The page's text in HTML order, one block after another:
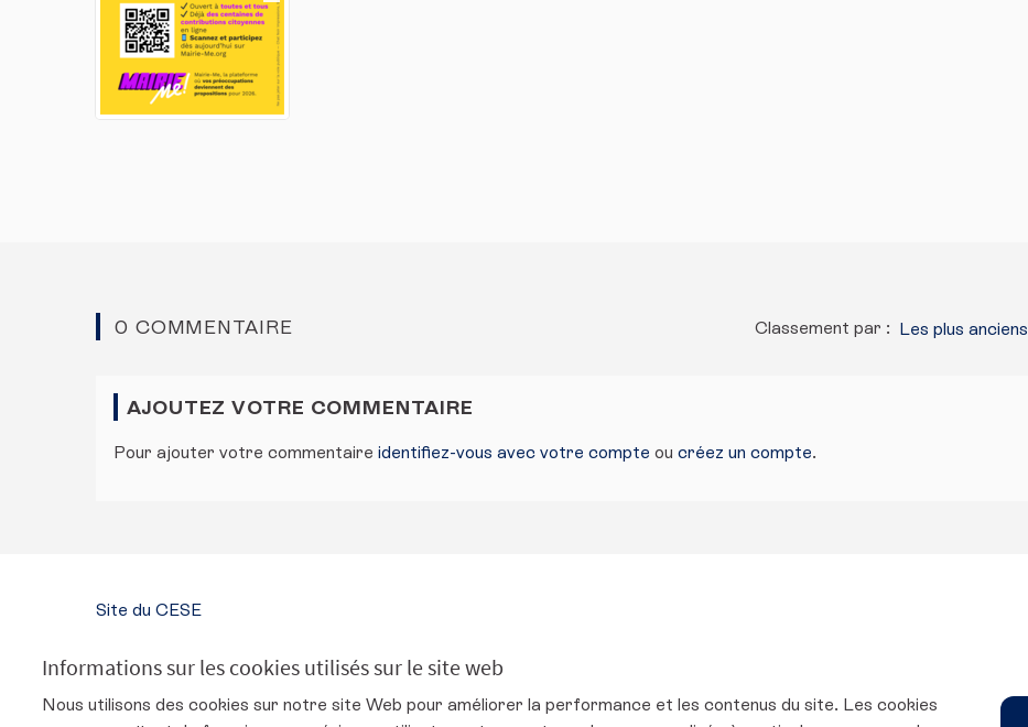
Informations sur les cookies utilisés sur le site web
Nous utilisons des cookies sur notre site Web pour améliorer la performance et les contenus du site. Les cookies
(Lien externe)
0 COMMENTAIRE Classement par : Les plus anciens
AJOUTEZ VOTRE COMMENTAIRE
Pour ajouter votre commentaire identifiez-vous avec votre compte ou créez un compte.
Site du CESE
SUIVEZ-NOUS
Conseil économique, social et environnemental sur Twitter
Conseil économique, social et environnemental sur Facebook
Conseil économique, social et environnemental sur Instagram
Conseil économique, social et environnemental sur YouTube